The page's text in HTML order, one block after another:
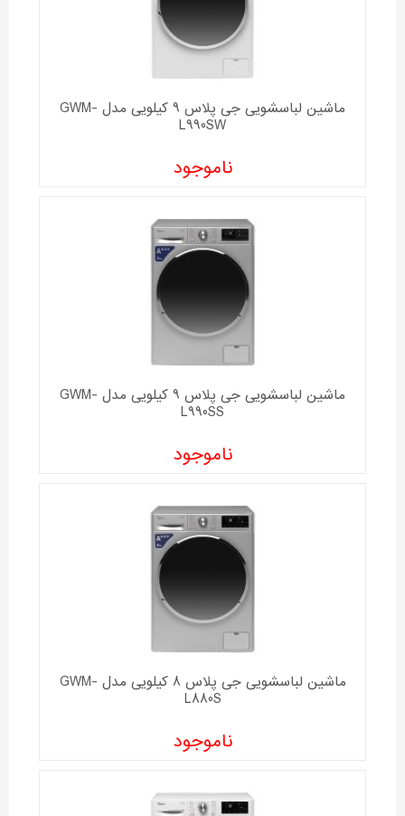
ماشین لباسشویی جی پلاس 9 کیلویی مدل GWM-
L990SW
ناموجود
ماشین لباسشویی جی پلاس 9 کیلویی مدل GWM-
L990SS
ناموجود
ماشین لباسشویی جی پلاس 8 کیلویی مدل GWM-
L880S
ناموجود